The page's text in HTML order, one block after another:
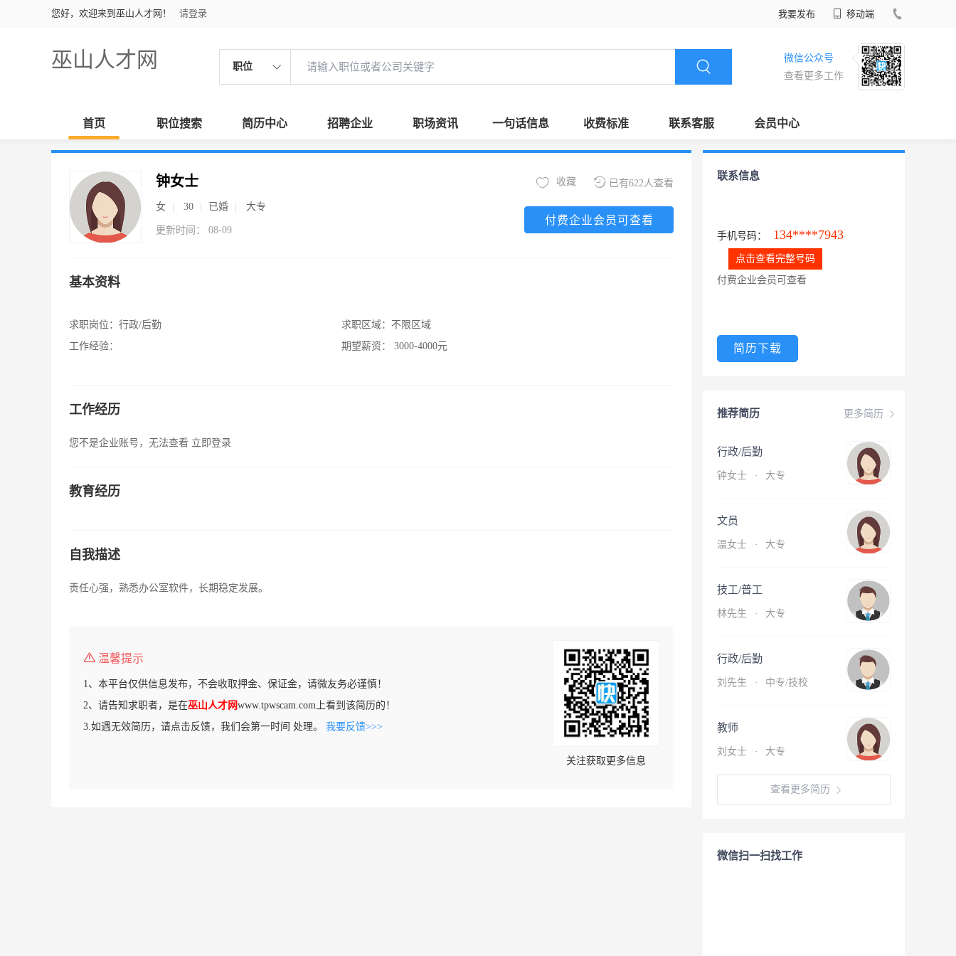
您好，欢迎来到巫山人才网！ 请登录 我要发布 移动端
巫山人才网 职位
微信公众号
查看更多工作
首页 职位搜索 简历中心 招聘企业 职场资讯 一句话信息 收费标准 联系客服 会员中心
钟女士
女 30 已婚 大专
更新时间： 08-09
已有622人查看
收藏
付费企业会员可查看
基本资料
求职岗位： 行政/后勤
工作经验：
求职区域： 不限区域
期望薪资：
3000-4000元
工作经历
您不是企业账号，无法查看 立即登录
教育经历
自我描述
责任心强，熟悉办公室软件，长期稳定发展。
温馨提示
1、本平台仅供信息发布，不会收取押金、保证金，请微友务必谨慎！
2、请告知求职者，是在巫山人才网www.tpwscam.com上看到该简历的！
3.如遇无效简历，请点击反馈，我们会第一时间 处理。 我要反馈>>>
关注获取更多信息
联系信息
手机号码： 134****7943
点击查看完整号码
付费企业会员可查看
简历下载
更多简历
推荐简历
行政/后勤
钟女士 · 大专
文员
温女士 · 大专
技工/普工
林先生 · 大专
行政/后勤
刘先生 · 中专/技校
教师
刘女士 · 大专
查看更多简历
微信扫一扫找工作